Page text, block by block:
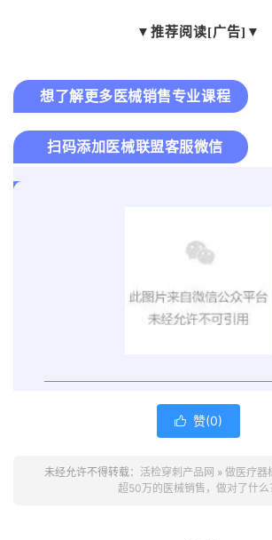
▼ 推荐阅读[广告] ▼
想了解更多医械销售专业课程
扫码添加医械联盟客服微信
 赞(0)
未经允许不得转载： 活检穿刺产品网 » 做医疗器
超50万的医械销售，做对了什么